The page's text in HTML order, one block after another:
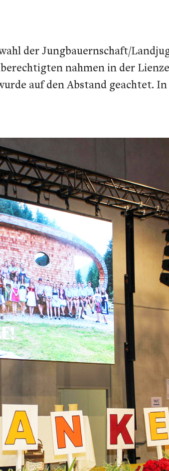
der Jungbauernschaft/
nahmen in der
auf den Abstand geachtet.